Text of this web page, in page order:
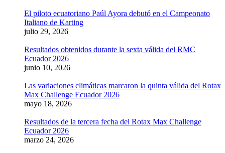
El piloto ecuatoriano Paúl Ayora debutó en el Campeonato
Italiano de Karting
julio 29, 2026
Resultados obtenidos durante la sexta válida del RMC
Ecuador 2026
junio 10, 2026
Las variaciones climáticas marcaron la quinta válida del Rotax
Max Challenge Ecuador 2026
mayo 18, 2026
Resultados de la tercera fecha del Rotax Max Challenge
Ecuador 2026
marzo 24, 2026